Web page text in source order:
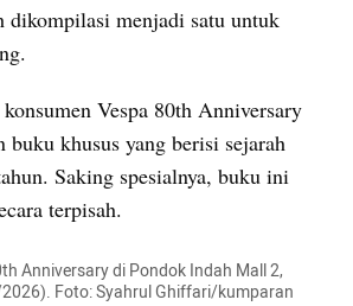
dikompilasi menjadi satu untuk
Vespa 80th Anniversary
buku khusus yang berisi sejarah
Saking spesialnya, buku ini
terpisah.
Anniversary di Pondok Indah Mall 2,
Foto: Syahrul Ghiffari/kumparan